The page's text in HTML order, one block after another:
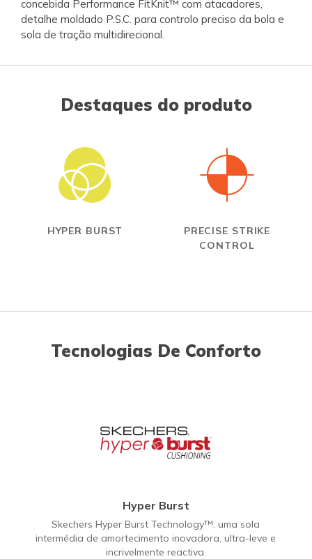
concebida Performance FitKnit™ com atacadores,
detalhe moldado P.S.C. para controlo preciso da bola e
sola de tração multidirecional.
Destaques do produto
HYPER BURST
PRECISE STRIKE
CONTROL
Tecnologias De Conforto
Hyper Burst
Skechers Hyper Burst Technology™: uma sola
intermédia de amortecimento inovadora, ultra-leve e
incrivelmente reactiva.